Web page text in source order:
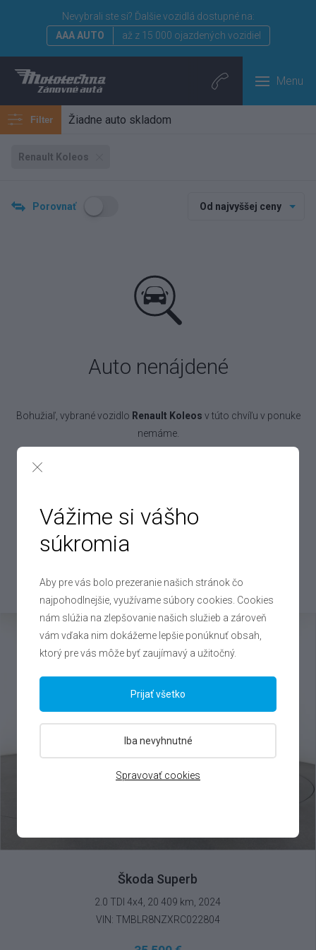
Nevybrali ste si? Ďalšie vozidlá dostupné na:
AAA AUTO
až z 15 000 ojazdených vozidiel
Menu
Filter Žiadne auto skladom
Renault Koleos
Porovnať Od najvyššej ceny
Auto nenájdené
Bohužiaľ, vybrané vozidlo Renault Koleos v túto chvíľu v ponuke
nemáme.
Pokojne to však nechajte na nás! Denne vykúpime až 250 áut,
Chcem práve toto auto
Mohlo by vás zaujímať
Škoda Superb
2.0 TDI 4x4, 20 409 km, 2024
VIN: TMBLR8NZXRC022804
Vážime si vášho
súkromia
Aby pre vás bolo prezeranie našich stránok čo
najpohodlnejšie, využívame súbory cookies. Cookies
nám slúžia na zlepšovanie našich služieb a zároveň
vám vďaka nim dokážeme lepšie ponúknuť obsah,
ktorý pre vás môže byť zaujímavý a užitočný.
Spravovať cookies
Iba nevyhnutné
Prijať všetko